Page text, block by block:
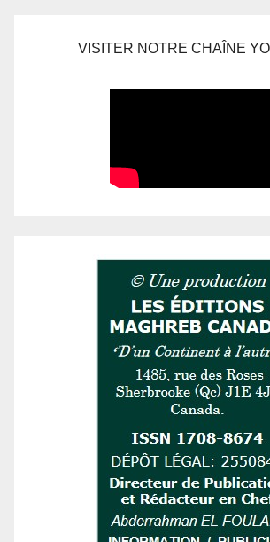
VISITER NOTRE CHAÎNE